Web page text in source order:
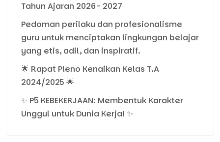
Tahun Ajaran 2026- 2027
Pedoman perilaku dan profesionalisme
guru untuk menciptakan lingkungan belajar
yang etis, adil, dan inspiratif.
🌟 Rapat Pleno Kenaikan Kelas T.A
2024/2025 🌟
✨ P5 KEBEKERJAAN: Membentuk Karakter
Unggul untuk Dunia Kerja! ✨